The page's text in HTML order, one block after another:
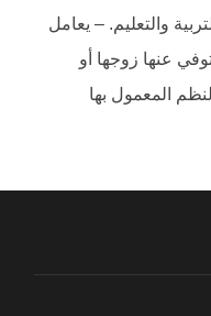
والتعليم. – يعامل
عنها زوجها أو
المعمول بها